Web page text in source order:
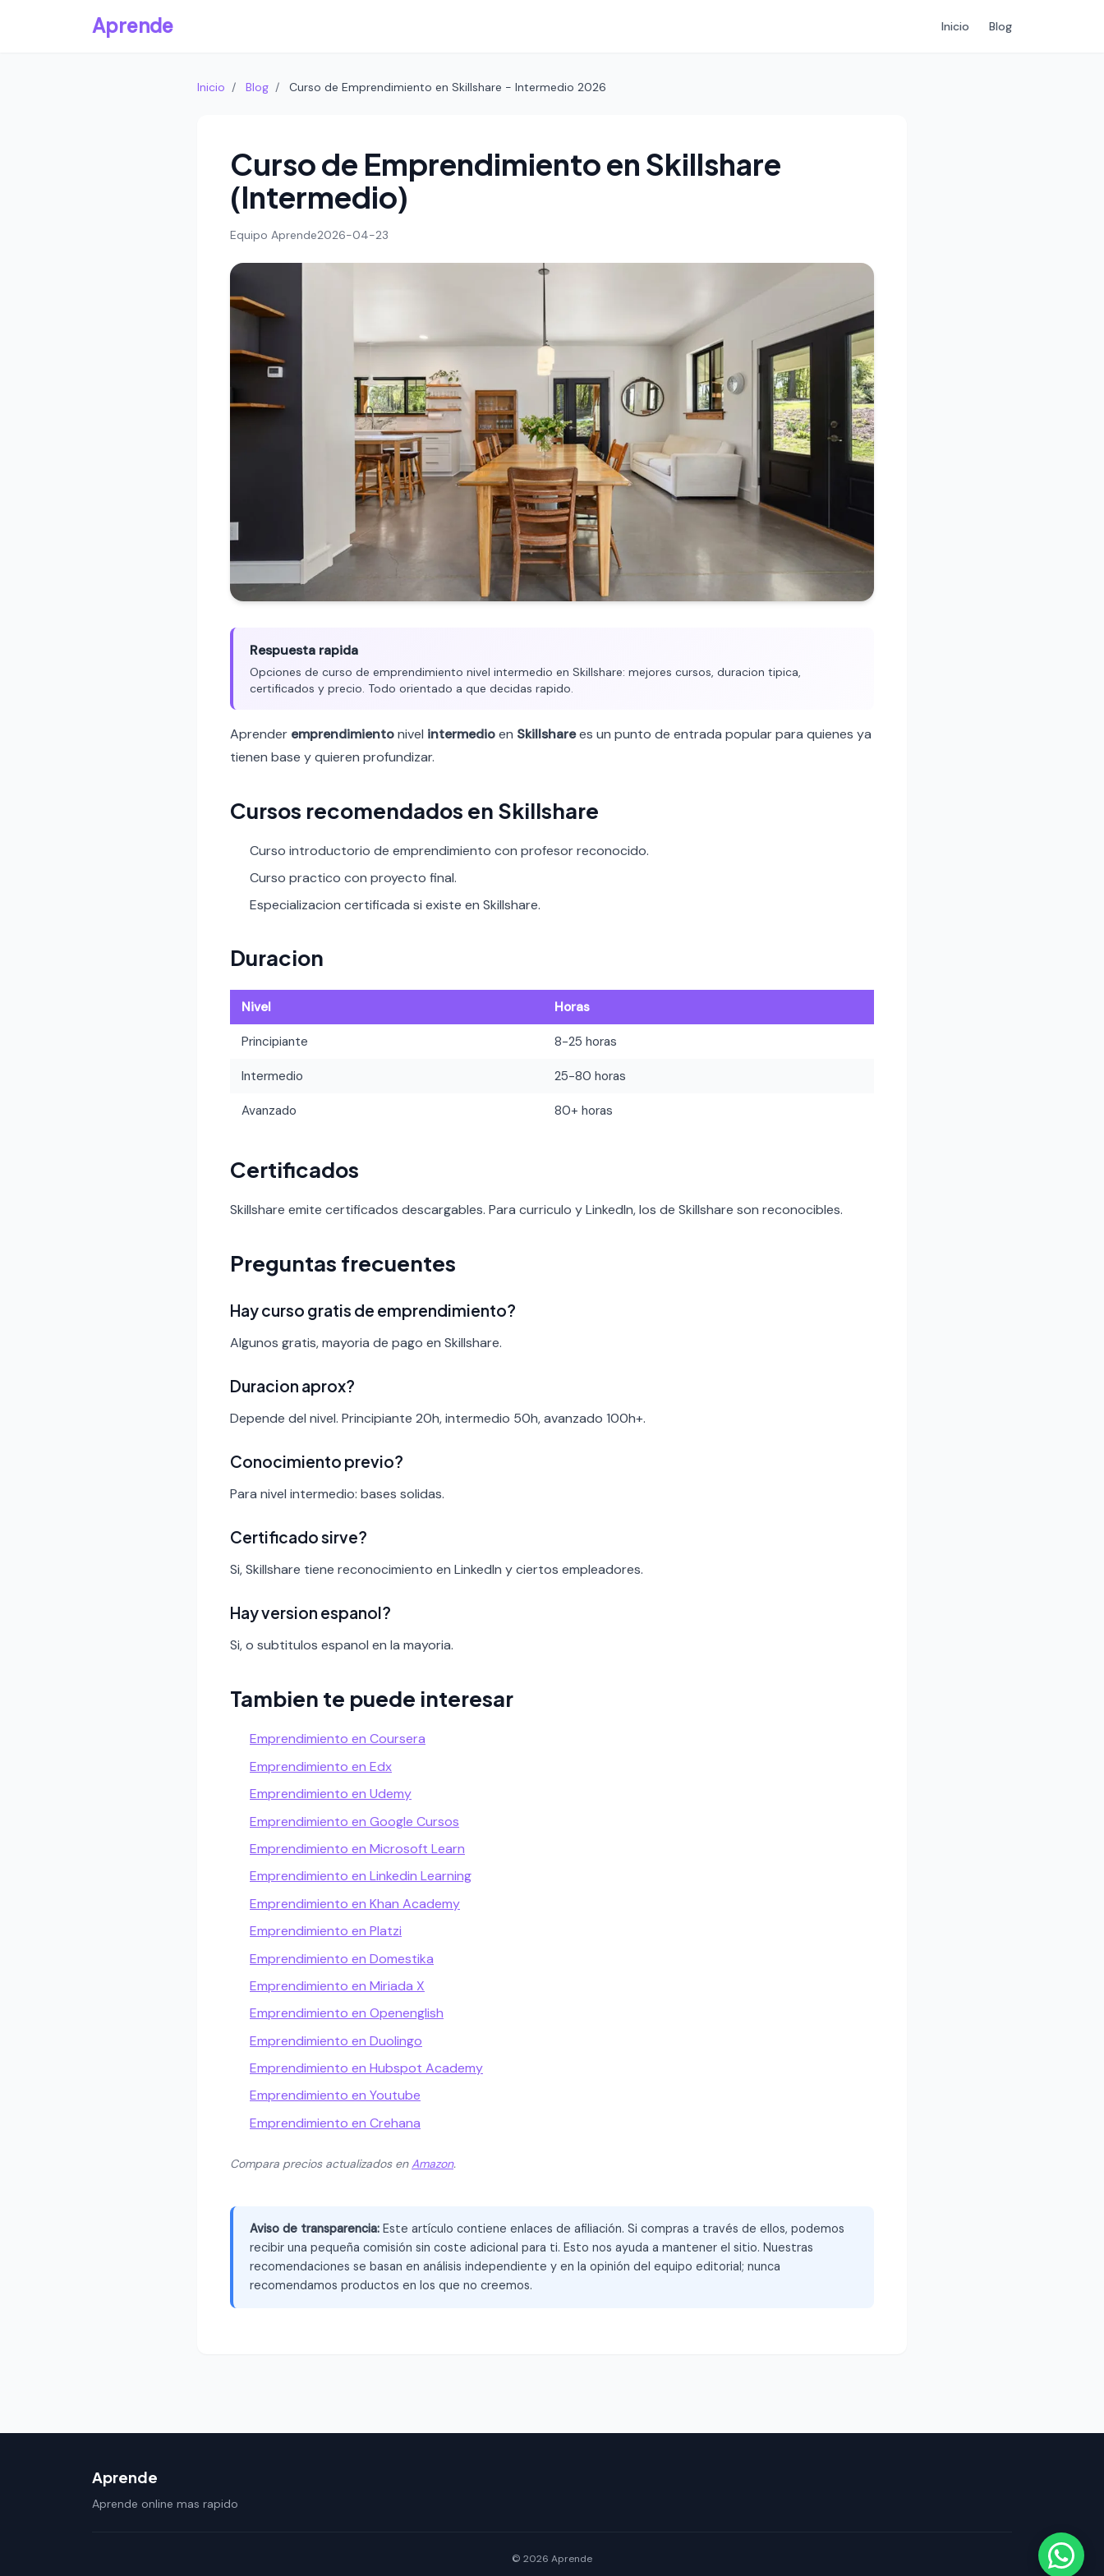
Aprende Inicio Blog
Inicio / Blog / Curso de Emprendimiento en Skillshare - Intermedio 2026
Curso de Emprendimiento en Skillshare
(Intermedio)
Equipo Aprende2026-04-23
Respuesta rapida
Opciones de curso de emprendimiento nivel intermedio en Skillshare: mejores cursos, duracion tipica,
certificados y precio. Todo orientado a que decidas rapido.
Aprender emprendimientonivel intermedioen Skillsharees un punto de entrada popular para quienes ya
tienen base y quieren profundizar.
Cursos recomendados en Skillshare
Curso introductorio de emprendimiento con profesor reconocido.
Curso practico con proyecto final.
Especializacion certificada si existe en Skillshare.
Duracion
Nivel Horas
Principiante 8-25 horas
Intermedio 25-80 horas
Avanzado 80+ horas
Certificados
Skillshare emite certificados descargables. Para curriculo y LinkedIn, los de Skillshare son reconocibles.
Preguntas frecuentes
Hay curso gratis de emprendimiento?
Algunos gratis, mayoria de pago en Skillshare.
Duracion aprox?
Depende del nivel. Principiante 20h, intermedio 50h, avanzado 100h+.
Conocimiento previo?
Para nivel intermedio: bases solidas.
Certificado sirve?
Si, Skillshare tiene reconocimiento en LinkedIn y ciertos empleadores.
Hay version espanol?
Si, o subtitulos espanol en la mayoria.
Tambien te puede interesar
Emprendimiento en Coursera
Emprendimiento en Edx
Emprendimiento en Udemy
Emprendimiento en Google Cursos
Emprendimiento en Microsoft Learn
Emprendimiento en Linkedin Learning
Emprendimiento en Khan Academy
Emprendimiento en Platzi
Emprendimiento en Domestika
Emprendimiento en Miriada X
Emprendimiento en Openenglish
Emprendimiento en Duolingo
Emprendimiento en Hubspot Academy
Emprendimiento en Youtube
Emprendimiento en Crehana
Compara precios actualizados enAmazon.
Aviso de transparencia: Este artículo contiene enlaces de afiliación. Si compras a través de ellos, podemos
recibir una pequeña comisión sin coste adicional para ti. Esto nos ayuda a mantener el sitio. Nuestras
recomendaciones se basan en análisis independiente y en la opinión del equipo editorial; nunca
recomendamos productos en los que no creemos.
Aprende
Aprende online mas rapido
© 2026 Aprende